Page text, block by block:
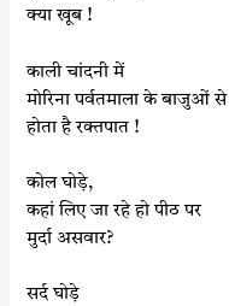
क्या खूब !
काली चांदनी में
मोरिना पर्वतमाला के बाजुओं से
होता है रक्तपात !
कोल घोड़े,
कहां लिए जा रहे हो पीठ पर
मुर्दा असवार?
सर्द घोड़े